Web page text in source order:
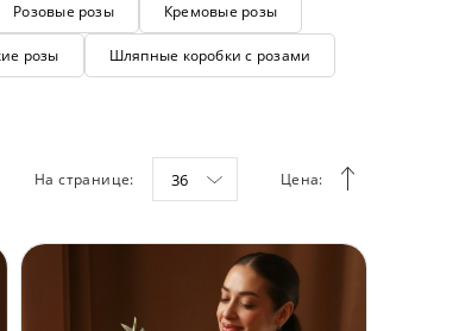
Розовые розы Кремовые розы
розы Шляпные коробки с розами
На странице: 36 Цена: